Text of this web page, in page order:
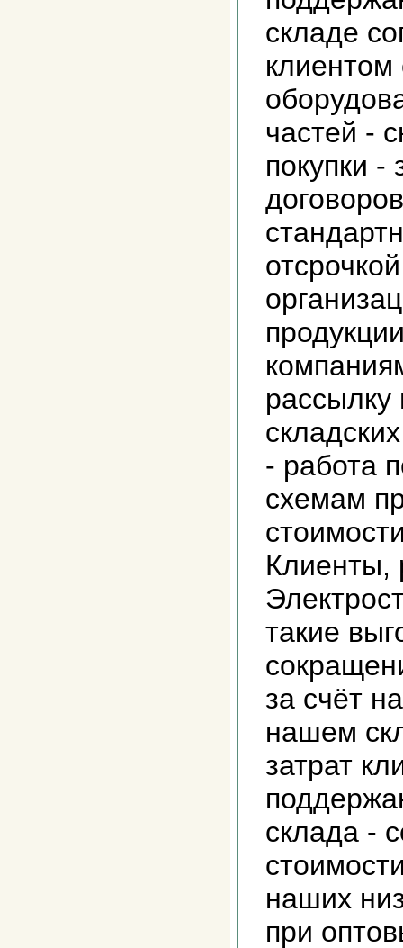
складе
клиентом
частей -
покупки -
- работа
схемам
Клиенты,
такие
за счёт
нашем
затрат
склада -
наших
при